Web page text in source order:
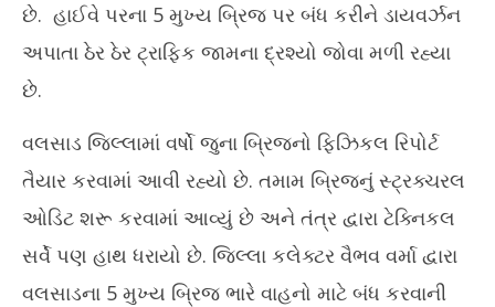
છે. હાઈવે પરના 5 મુખ્ય બ્રિજ પર બંધ કરીને ડાયવર્ઝન
અપાતા ઠેર ઠેર ટ્રાફિક જામના દ્રશ્યો જોવા મળી રહ્યા
છે.
વલસાડ જિલ્લામાં વર્ષો જુના બ્રિજનો ફિઝિકલ રિપોર્ટ
તૈયાર કરવામાં આવી રહ્યો છે. તમામ બ્રિજનું સ્ટ્રક્ચરલ
ઓડિટ શરૂ કરવામાં આવ્યું છે અને તંત્ર દ્વારા ટેક્નિકલ
સર્વે પણ હાથ ધરાયો છે. જિલ્લા કલેક્ટર વૈભવ વર્મા દ્વારા
વલસાડના 5 મુખ્ય બ્રિજ ભારે વાહનો માટે બંધ કરવાની